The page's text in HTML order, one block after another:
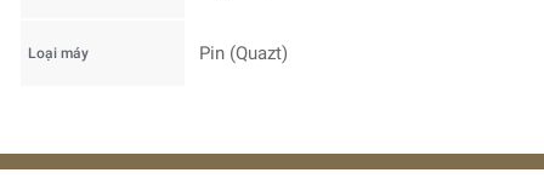
Loại máy Pin (Quazt)